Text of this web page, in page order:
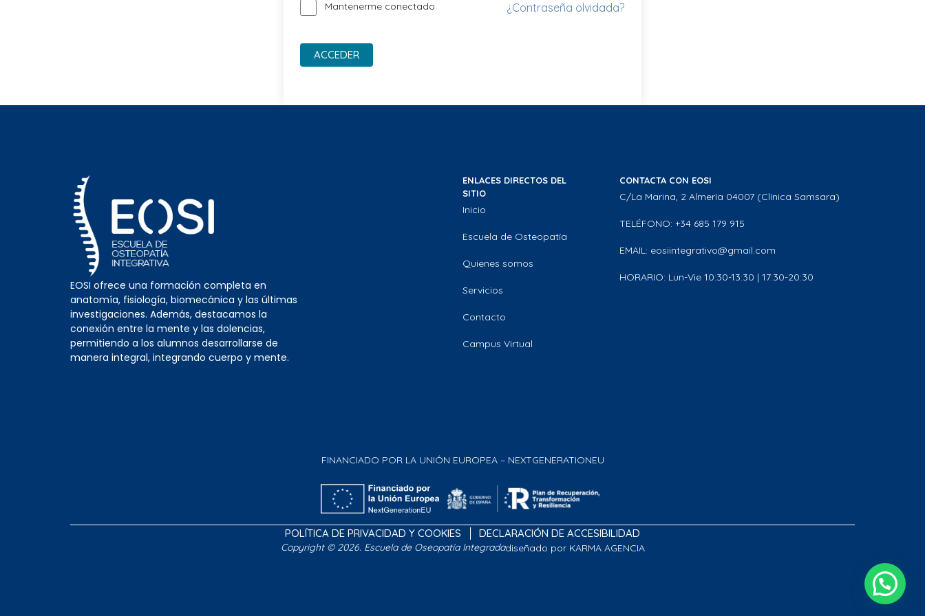
Mantenerme conectado ¿Contraseña olvidada?
ACCEDER
EOSI ofrece una formación completa en
anatomía, fisiología, biomecánica y las últimas
investigaciones. Además, destacamos la
conexión entre la mente y las dolencias,
permitiendo a los alumnos desarrollarse de
manera integral, integrando cuerpo y mente.
ENLACES DIRECTOS DEL
SITIO
Inicio
Escuela de Osteopatía
Quienes somos
Servicios
Contacto
Campus Virtual
CONTACTA CON EOSI
C/La Marina, 2 Almería 04007 (Clínica Samsara)
TELÉFONO: +34 685 179 915
EMAIL: eosiintegrativo@gmail.com
HORARIO: Lun-Vie 10:30-13:30 | 17:30-20:30
FINANCIADO POR LA UNIÓN EUROPEA – NEXTGENERATIONEU
POLÍTICA DE PRIVACIDAD Y COOKIES DECLARACIÓN DE ACCESIBILIDAD
Copyright © 2026. Escuela de Oseopatía Integradadiseñado por KARMA AGENCIA